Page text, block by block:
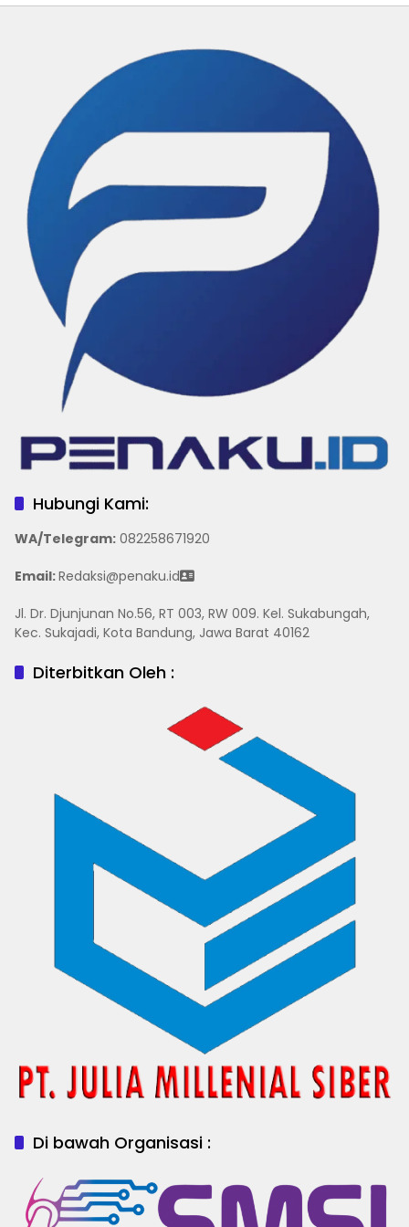
Hubungi Kami:
WA/Telegram: 082258671920
Email:Redaksi@penaku.id
Jl. Dr. Djunjunan No.56, RT 003, RW 009. Kel. Sukabungah,
Kec. Sukajadi, Kota Bandung, Jawa Barat 40162
Diterbitkan Oleh :
Di bawah Organisasi :